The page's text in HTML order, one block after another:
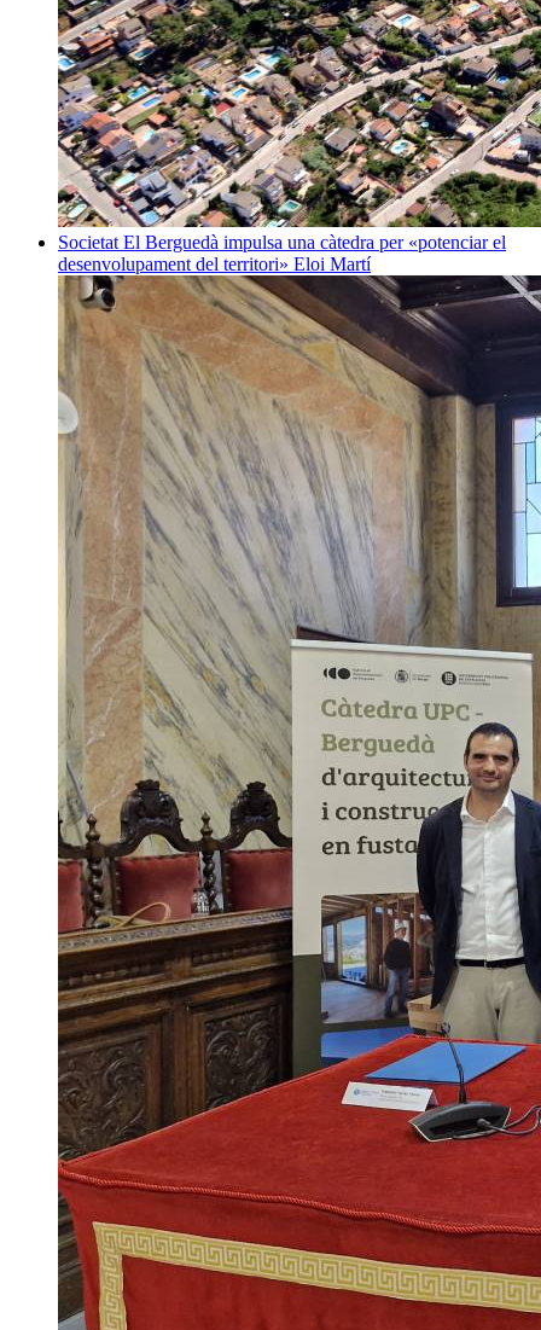
Societat El Berguedà impulsa una càtedra per «potenciar el
desenvolupament del territori» Eloi Martí